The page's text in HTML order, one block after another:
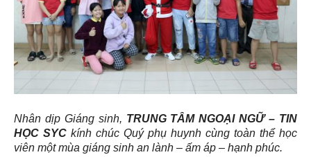
Nhân dịp Giáng sinh, TRUNG TÂM NGOẠI NGỮ – TIN
HỌC SYC kính chúc Quý phụ huynh cùng toàn thể học
viên một mùa giáng sinh an lành – ấm áp – hạnh phúc.